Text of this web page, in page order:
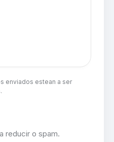
enviados estean a ser
reducir o spam.